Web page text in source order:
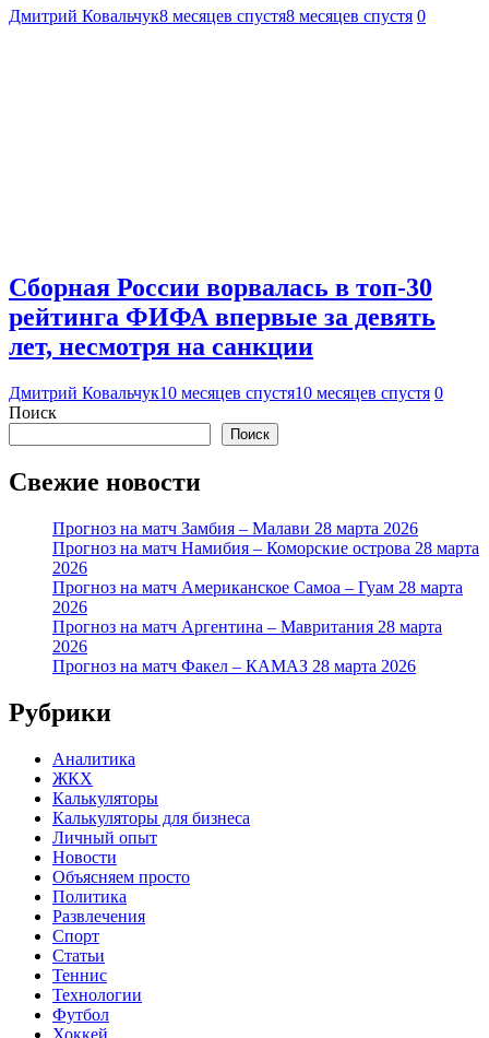
Дмитрий Ковальчук8 месяцев спустя8 месяцев спустя 0
Сборная России ворвалась в топ-30
рейтинга ФИФА впервые за девять
лет, несмотря на санкции
Дмитрий Ковальчук10 месяцев спустя10 месяцев спустя 0
Поиск
Поиск
Свежие новости
Прогноз на матч Замбия – Малави 28 марта 2026
Прогноз на матч Намибия – Коморские острова 28 марта
2026
Прогноз на матч Американское Самоа – Гуам 28 марта
2026
Прогноз на матч Аргентина – Мавритания 28 марта
2026
Прогноз на матч Факел – КАМАЗ 28 марта 2026
Рубрики
Аналитика
ЖКХ
Калькуляторы
Калькуляторы для бизнеса
Личный опыт
Новости
Объясняем просто
Политика
Развлечения
Спорт
Статьи
Теннис
Технологии
Футбол
Хоккей